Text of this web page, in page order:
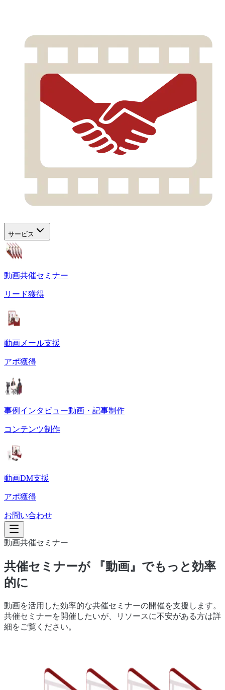
サービス
動画共催セミナー
リード獲得
動画メール支援
アポ獲得
事例インタビュー動画・記事制作
コンテンツ制作
動画DM支援
アポ獲得
お問い合わせ
動画共催セミナー
共催セミナーが 『動画』でもっと効率
的に
動画を活用した効率的な共催セミナーの開催を支援します。
共催セミナーを開催したいが、リソースに不安がある方は詳
細をご覧ください。